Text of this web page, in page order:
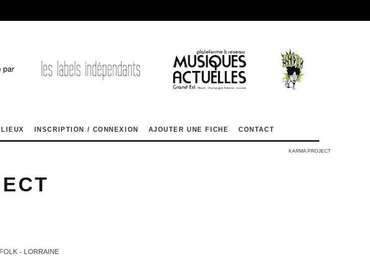
LIEUX INSCRIPTION / CONNEXION AJOUTER UNE FICHE CONTACT
KARMA PROJECT
- LORRAINE